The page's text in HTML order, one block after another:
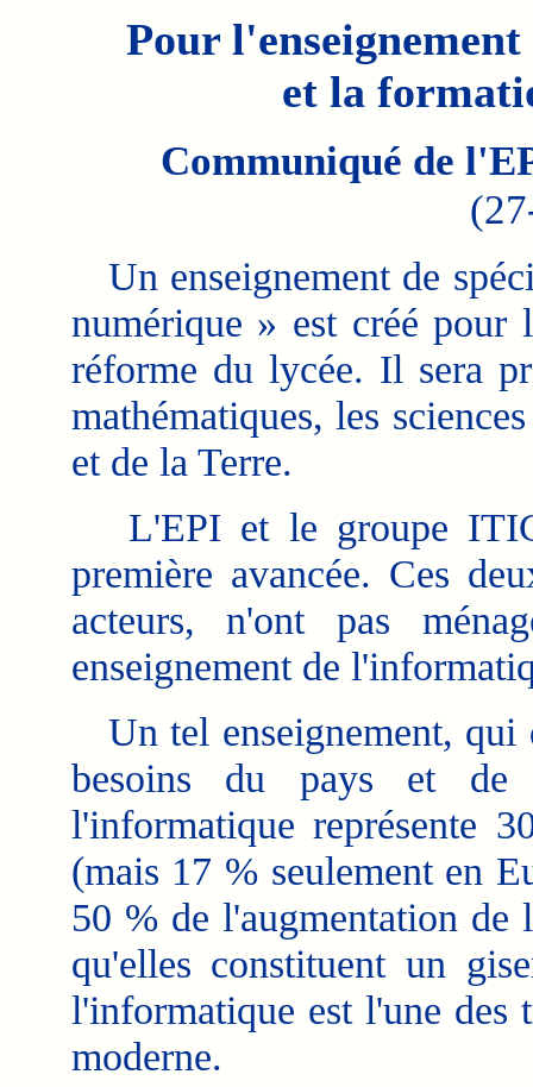
Pour
et la
Communiqué de
Un enseignement de
numérique » est créé pour
réforme du lycée. Il sera
mathématiques, les
et de la Terre.
L'EPI et le groupe
première avancée. Ces
acteurs, n'ont pas
enseignement de
Un tel enseignement, qui
besoins du pays et de
l'informatique représente
(mais 17 % seulement en
50 % de l'augmentation de
qu'elles constituent un
l'informatique est l'une des
moderne.